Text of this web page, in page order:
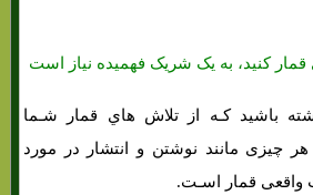
باشید کـه از تلاش هاي‌ قمار شـما
چیزی مانند نوشتن و انتشار در مورد
واقعی قمار اسـت.